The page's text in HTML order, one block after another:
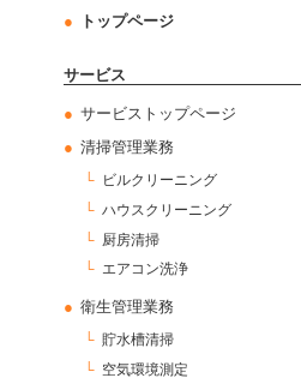
トップページ
サービス
サービストップページ
清掃管理業務
ビルクリーニング
ハウスクリーニング
厨房清掃
エアコン洗浄
衛生管理業務
貯水槽清掃
空気環境測定